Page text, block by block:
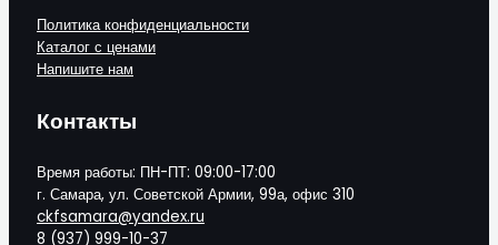
Политика конфиденциальности
Каталог с ценами
Напишите нам
Контакты
Время работы: ПН-ПТ: 09:00-17:00
г. Самара, ул. Советской Армии, 99а, офис 310
ckfsamara@yandex.ru
8 (937) 999-10-37